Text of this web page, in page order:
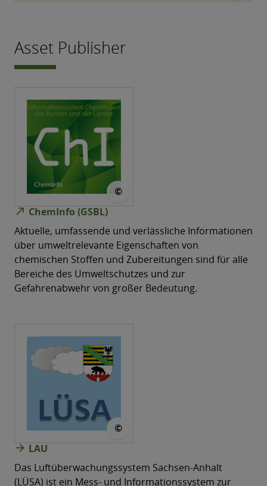
Asset Publisher
©
north_east ChemInfo (GSBL)
Aktuelle, umfassende und verlässliche Informationen
über umweltrelevante Eigenschaften von
chemischen Stoffen und Zubereitungen sind für alle
Bereiche des Umweltschutzes und zur
Gefahrenabwehr von großer Bedeutung.
©
arrow_forward LAU
Das Luftüberwachungssystem Sachsen-​Anhalt
(LÜSA) ist ein Mess- und Informationssystem zur